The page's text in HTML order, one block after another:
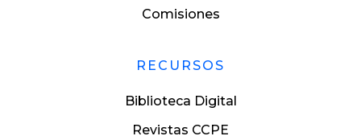
Comisiones
RECURSOS
Biblioteca Digital
Revistas CCPE